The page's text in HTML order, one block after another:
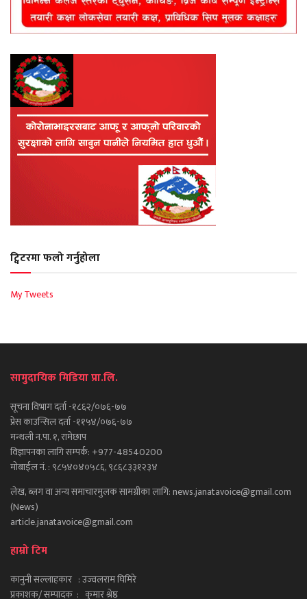
ट्विटरमा फलो गर्नुहोला
My Tweets
सामुदायिक मिडिया प्रा.लि.
सूचना विभाग दर्ता -१८६२/०७६-७७
प्रेस काउन्सिल दर्ता -११५४/०७६-७७
मन्थली न.पा. १, रामेछाप
विज्ञापनका लागि सम्पर्क: +977-48540200
मोबाईल नं. : ९८५४०४०५८६, ९८६८३३१२३४
लेख, ब्लग वा अन्य समाचारमुलक सामग्रीका लागि: news.janatavoice@gmail.com
(News)
article.janatavoice@gmail.com
हाम्रो टिम
कानुनी सल्लाहकार : उज्वलराम घिमिरे
प्रकाशक/ सम्पादक : कुमार श्रेष्ठ